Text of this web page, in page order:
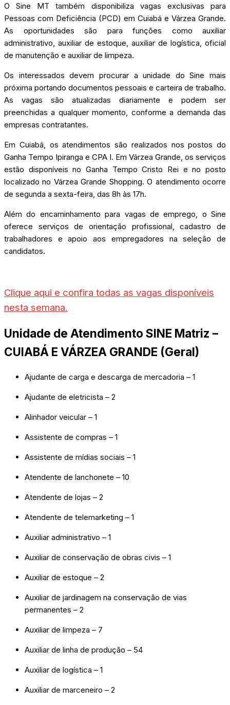
O Sine MT também disponibiliza vagas exclusivas para
Pessoas com Deficiência (PCD) em Cuiabá e Várzea Grande.
As oportunidades são para funções como auxiliar
administrativo, auxiliar de estoque, auxiliar de logística, oficial
de manutenção e auxiliar de limpeza.
Os interessados devem procurar a unidade do Sine mais
próxima portando documentos pessoais e carteira de trabalho.
As vagas são atualizadas diariamente e podem ser
preenchidas a qualquer momento, conforme a demanda das
empresas contratantes.
Em Cuiabá, os atendimentos são realizados nos postos do
Ganha Tempo Ipiranga e CPA I. Em Várzea Grande, os serviços
estão disponíveis no Ganha Tempo Cristo Rei e no posto
localizado no Várzea Grande Shopping. O atendimento ocorre
de segunda a sexta-feira, das 8h às 17h.
Além do encaminhamento para vagas de emprego, o Sine
oferece serviços de orientação profissional, cadastro de
trabalhadores e apoio aos empregadores na seleção de
candidatos.
Clique aqui e confira todas as vagas disponíveis
nesta semana.
Unidade de Atendimento SINE Matriz –
CUIABÁ E VÁRZEA GRANDE (Geral)
Ajudante de carga e descarga de mercadoria – 1
Ajudante de eletricista – 2
Alinhador veicular – 1
Assistente de compras – 1
Assistente de mídias sociais – 1
Atendente de lanchonete – 10
Atendente de lojas – 2
Atendente de telemarketing – 1
Auxiliar administrativo – 1
Auxiliar de conservação de obras civis – 1
Auxiliar de estoque – 2
Auxiliar de jardinagem na conservação de vias
permanentes – 2
Auxiliar de limpeza – 7
Auxiliar de linha de produção – 54
Auxiliar de logística – 1
Auxiliar de marceneiro – 2